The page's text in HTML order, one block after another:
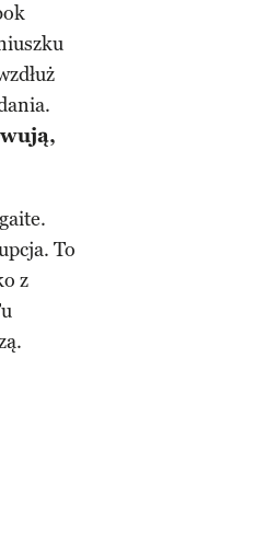
To
z